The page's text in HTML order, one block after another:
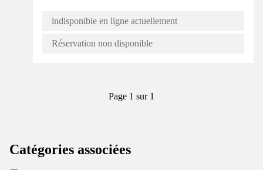
indisponible en ligne actuellement
Réservation non disponible
Page 1 sur 1
Catégories associées